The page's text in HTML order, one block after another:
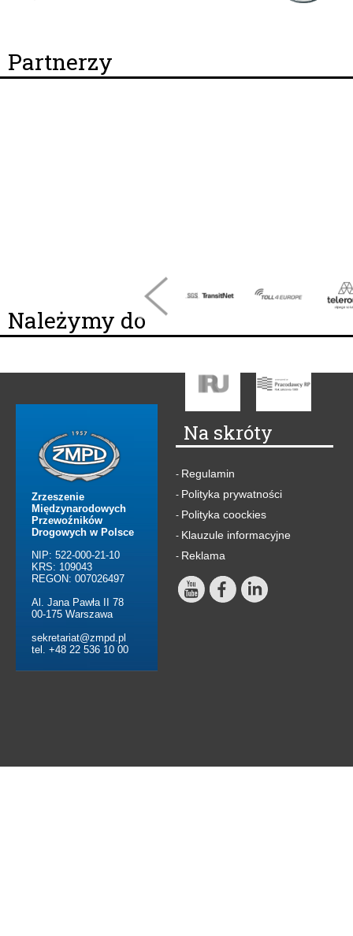
Partnerzy
Należymy do
Zrzeszenie
Międzynarodowych
Przewoźników
Drogowych w Polsce
NIP: 522-000-21-10
KRS: 109043
REGON: 007026497
Al. Jana Pawła II 78
00-175 Warszawa
sekretariat@zmpd.pl
tel. +48 22 536 10 00
Na skróty
- Regulamin
- Polityka prywatności
- Polityka coockies
- Klauzule informacyjne
- Reklama